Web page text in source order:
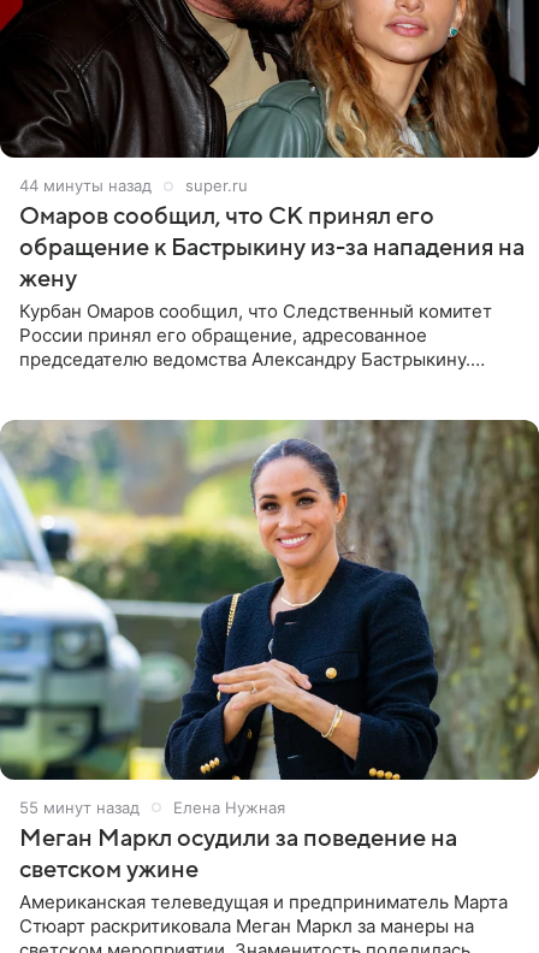
44 минуты назад super.ru
Омаров сообщил, что СК принял его
обращение к Бастрыкину из-за нападения на
жену
Курбан Омаров сообщил, что Следственный комитет
России принял его обращение, адресованное
председателю ведомства Александру Бастрыкину.
55 минут назад Елена Нужная
Меган Маркл осудили за поведение на
светском ужине
Американская телеведущая и предприниматель Марта
Стюарт раскритиковала Меган Маркл за манеры на